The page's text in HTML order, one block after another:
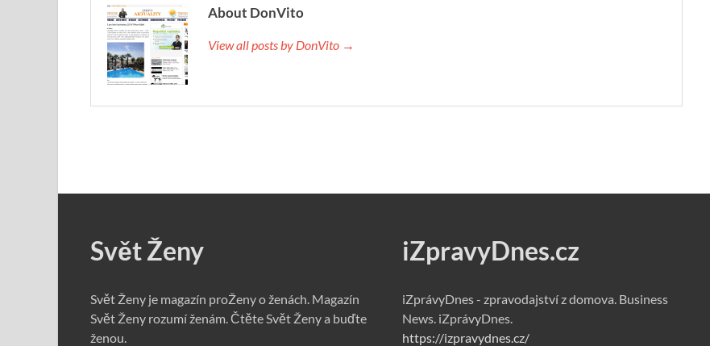
About DonVito
View all posts by DonVito →
Svět Ženy
Svět Ženy je magazín proŽeny o ženách. Magazín
Svět Ženy rozumí ženám. Čtěte Svět Ženy a buďte
ženou.
iZpravyDnes.cz
iZprávyDnes - zpravodajství z domova. Business
News. iZprávyDnes.
https://izpravydnes.cz/